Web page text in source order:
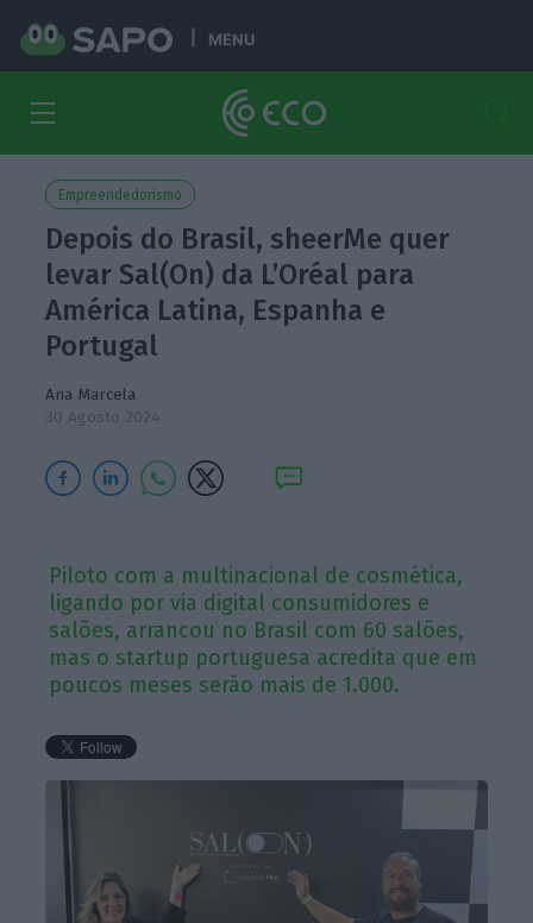
MENU
Empreendedorismo
Depois do Brasil, sheerMe quer
levar Sal(On) da L’Oréal para
América Latina, Espanha e
Portugal
Ana Marcela
30 Agosto 2024
Piloto com a multinacional de cosmética,
ligando por via digital consumidores e
salões, arrancou no Brasil com 60 salões,
mas o startup portuguesa acredita que em
poucos meses serão mais de 1.000.